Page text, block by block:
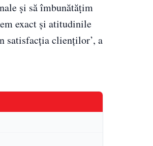
şi să îmbunătăţim
exact şi atitudinile
satisfacţia clienţilor’, a